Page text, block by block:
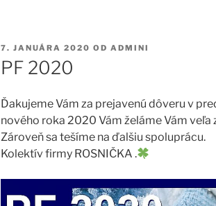
PUBLIKOVANÉ
7. JANUÁRA 2020 OD ADMINI
PF 2020
Ďakujeme Vám za prejavenú dôveru v
nového roka 2020 Vám želáme Vám veľa
Zároveň sa tešíme na ďalšiu spoluprácu.
Kolektív firmy ROSNIČKA .